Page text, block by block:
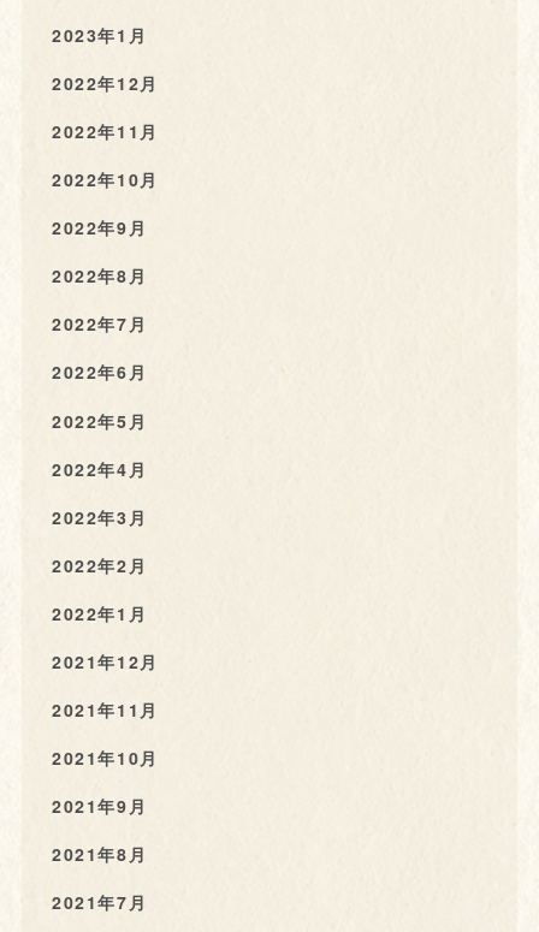
2023年1月
2022年12月
2022年11月
2022年10月
2022年9月
2022年8月
2022年7月
2022年6月
2022年5月
2022年4月
2022年3月
2022年2月
2022年1月
2021年12月
2021年11月
2021年10月
2021年9月
2021年8月
2021年7月